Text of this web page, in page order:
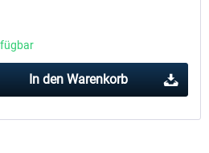
In den Warenkorb